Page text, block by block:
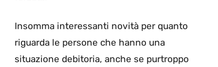
Insomma interessanti novità per quanto
riguarda le persone che hanno una
situazione debitoria, anche se purtroppo